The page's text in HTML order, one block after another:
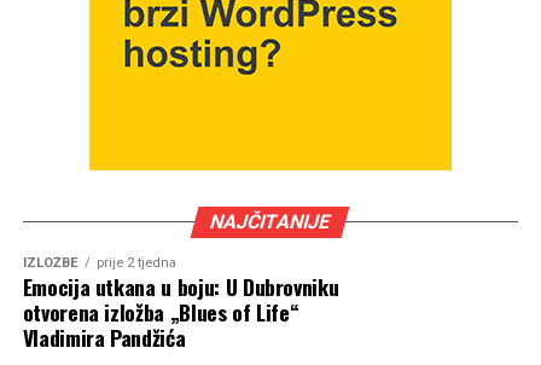
NAJČITANIJE
IZLOŽBE prije 2 tjedna
Emocija utkana u boju: U Dubrovniku
otvorena izložba „Blues of Life“
Vladimira Pandžića